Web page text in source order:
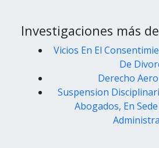
Investigaciones más
Vicios En El
De
Derecho
Suspension
Abogados, En